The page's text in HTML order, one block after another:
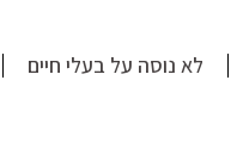
לא נוסה על בעלי חיים